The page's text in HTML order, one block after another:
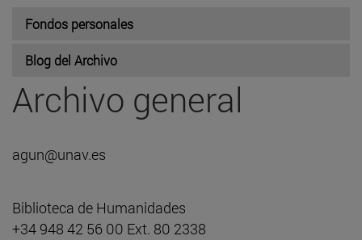
Fondos personales
Blog del Archivo
Archivo general
agun@unav.es
Biblioteca de Humanidades
+34 948 42 56 00 Ext. 80 2338